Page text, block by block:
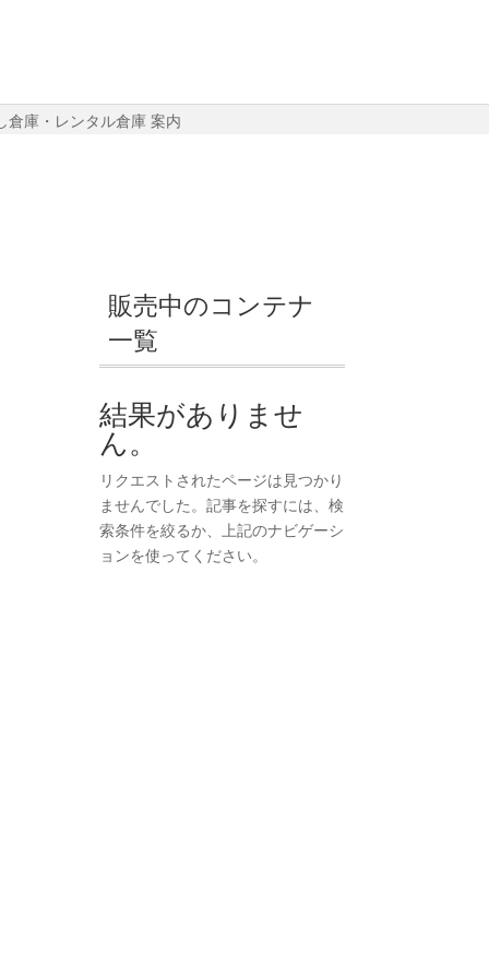
倉庫・レンタル倉庫 案内
販売中のコンテナ
一覧
結果がありませ
ん。
リクエストされたページは見つかり
ませんでした。記事を探すには、検
索条件を絞るか、上記のナビゲーシ
ョンを使ってください。